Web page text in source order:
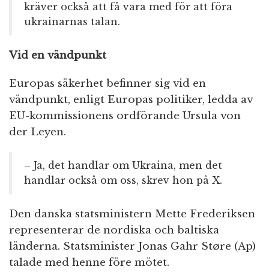
kräver också att få vara med för att föra
ukrainarnas talan.
Vid en vändpunkt
Europas säkerhet befinner sig vid en
vändpunkt, enligt Europas politiker, ledda av
EU-kommissionens ordförande Ursula von
der Leyen.
– Ja, det handlar om Ukraina, men det
handlar också om oss, skrev hon på X.
Den danska statsministern Mette Frederiksen
representerar de nordiska och baltiska
länderna. Statsminister Jonas Gahr Støre (Ap)
talade med henne före mötet.